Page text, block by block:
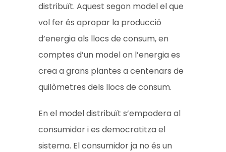
distribuït. Aquest segon model el que
vol fer és apropar la producció
d’energia als llocs de consum, en
comptes d’un model on l’energia es
crea a grans plantes a centenars de
quilòmetres dels llocs de consum.
En el model distribuït s’empodera al
consumidor i es democratitza el
sistema. El consumidor ja no és un